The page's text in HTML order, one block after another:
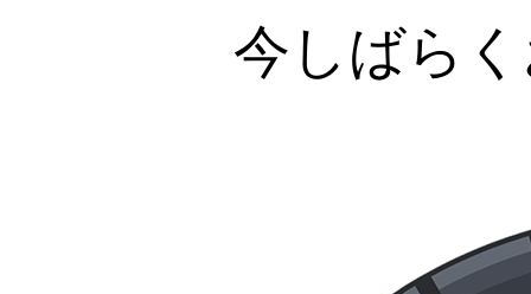
今しばら